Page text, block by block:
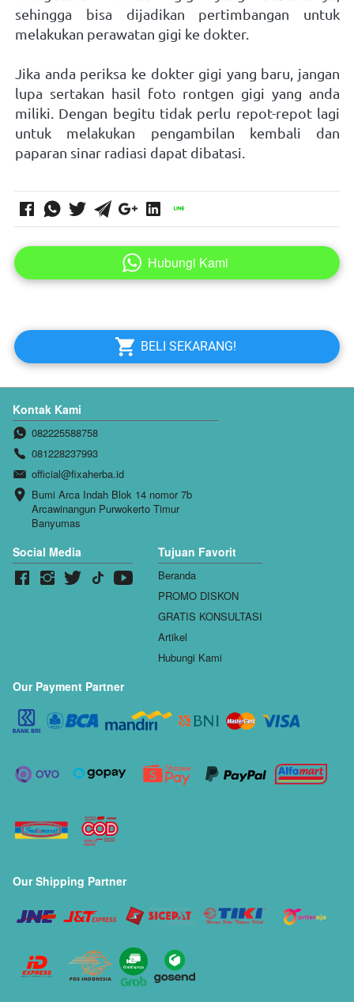
sehingga bisa dijadikan pertimbangan untuk
melakukan perawatan gigi ke dokter.
Jika anda periksa ke dokter gigi yang baru, jangan
lupa sertakan hasil foto rontgen gigi yang anda
miliki. Dengan begitu tidak perlu repot-repot lagi
untuk melakukan pengambilan kembali dan
paparan sinar radiasi dapat dibatasi.
` Hubungi Kami
` BELI SEKARANG!
Kontak Kami
082225588758
081228237993
official@fixaherba.id
Bumi Arca Indah Blok 14 nomor 7b
Arcawinangun Purwokerto Timur
Banyumas
Social Media Tujuan Favorit
Beranda
PROMO DISKON
GRATIS KONSULTASI
Artikel
Hubungi Kami
Our Payment Partner
Our Shipping Partner